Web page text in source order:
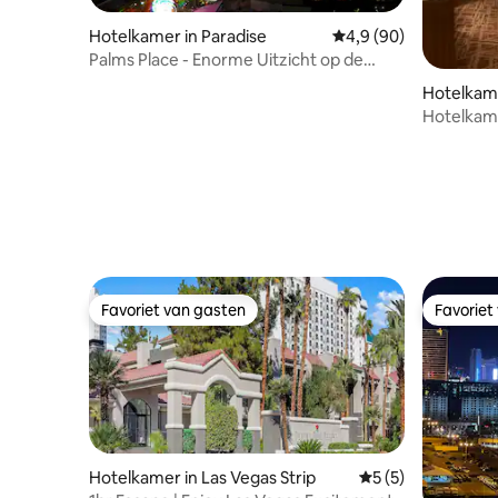
Hotelkamer in Paradise Gemiddelde
4,9 (90)
Palms Place - Enorme Uitzicht op de
p
Favoriet van gasten
Favoriet van gasten
Hotelkamer in Las Vegas Strip Gemiddelde
5 (5)